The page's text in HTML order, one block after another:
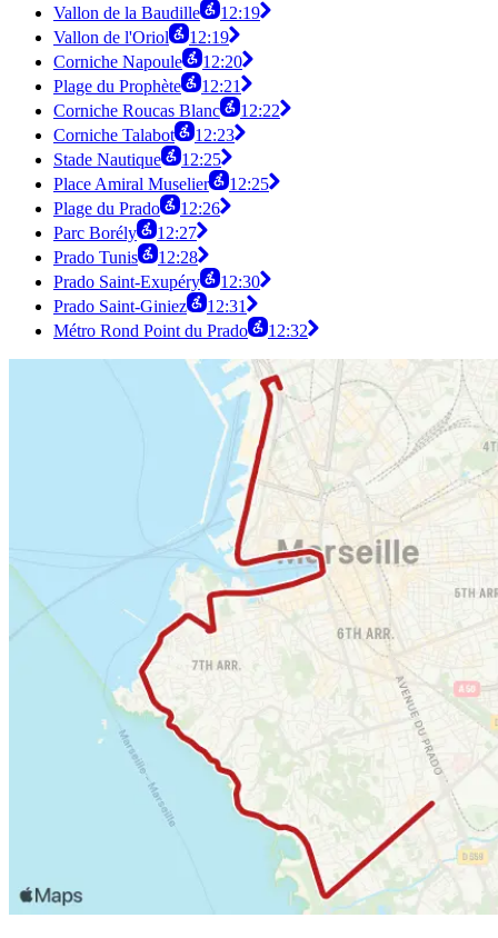
Vallon de la Baudille
12:19
Vallon de l'Oriol
12:19
Corniche Napoule
12:20
Plage du Prophète
12:21
Corniche Roucas Blanc
12:22
Corniche Talabot
12:23
Stade Nautique
12:25
Place Amiral Muselier
12:25
Plage du Prado
12:26
Parc Borély
12:27
Prado Tunis
12:28
Prado Saint-Exupéry
12:30
Prado Saint-Giniez
12:31
Métro Rond Point du Prado
12:32